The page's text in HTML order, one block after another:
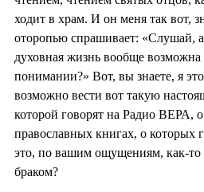
ходит в храм. И он меня так вот,
оторопью спрашивает: «Слушай,
духовная жизнь вообще возможна
понимании?» Вот, вы знаете, я
возможно вести вот такую
которой говорят на Радио ВЕРА,
православных книгах, о которых
это, по вашим ощущениям, как-то
браком?